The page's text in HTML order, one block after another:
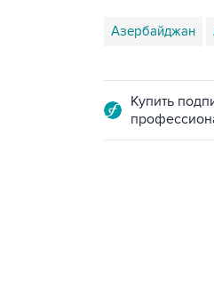
Азербайджан
Купить